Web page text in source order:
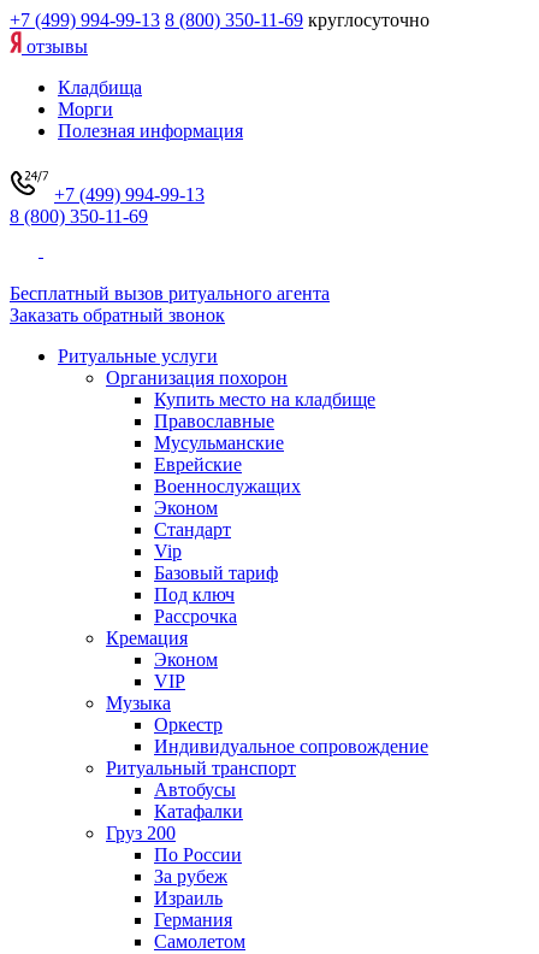
+7 (499) 994-99-13 8 (800) 350-11-69 круглосуточно
отзывы
Кладбища
Морги
Полезная информация
+7 (499) 994-99-13
8 (800) 350-11-69
Бесплатный вызов ритуального агента
Заказать обратный звонок
Ритуальные услуги
Организация похорон
Купить место на кладбище
Православные
Мусульманские
Еврейские
Военнослужащих
Эконом
Стандарт
Vip
Базовый тариф
Под ключ
Рассрочка
Кремация
Эконом
VIP
Музыка
Оркестр
Индивидуальное сопровождение
Ритуальный транспорт
Автобусы
Катафалки
Груз 200
По России
За рубеж
Израиль
Германия
Самолетом